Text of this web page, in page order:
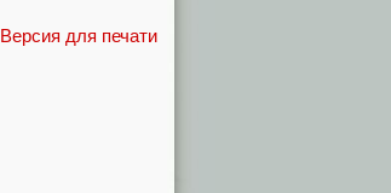
Версия для печати